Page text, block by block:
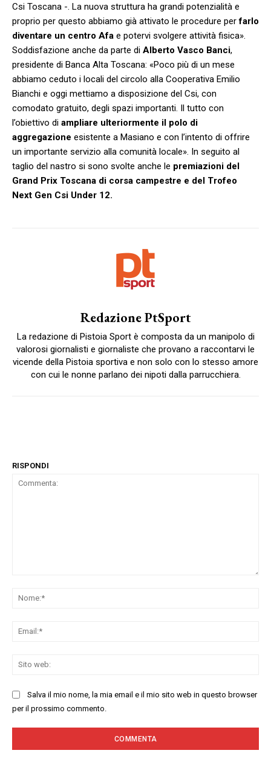
Csi Toscana -. La nuova struttura ha grandi potenzialità e
proprio per questo abbiamo già attivato le procedure perfarlo
diventare un centro Afa e potervi svolgere attività fisica».
Soddisfazione anche da parte di Alberto Vasco Banci,
presidente di Banca Alta Toscana: «Poco più di un mese
abbiamo ceduto i locali del circolo alla Cooperativa Emilio
Bianchi e oggi mettiamo a disposizione del Csi, con
comodato gratuito, degli spazi importanti. Il tutto con
l’obiettivo di ampliare ulteriormente il polo di
aggregazione esistente a Masiano e con l’intento di offrire
un importante servizio alla comunità locale». In seguito al
taglio del nastro si sono svolte anche le premiazioni del
Grand Prix Toscana di corsa campestre e del Trofeo
Next Gen Csi Under 12.
Redazione PtSport
La redazione di Pistoia Sport è composta da un manipolo di
valorosi giornalisti e giornaliste che provano a raccontarvi le
vicende della Pistoia sportiva e non solo con lo stesso amore
con cui le nonne parlano dei nipoti dalla parrucchiera.
RISPONDI
Salva il mio nome, la mia email e il mio sito web in questo browser
per il prossimo commento.